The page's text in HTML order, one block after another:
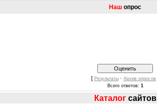
Наш опрос
[ Результаты · Архив опросов
Всего ответов: 1
Каталог сайтов